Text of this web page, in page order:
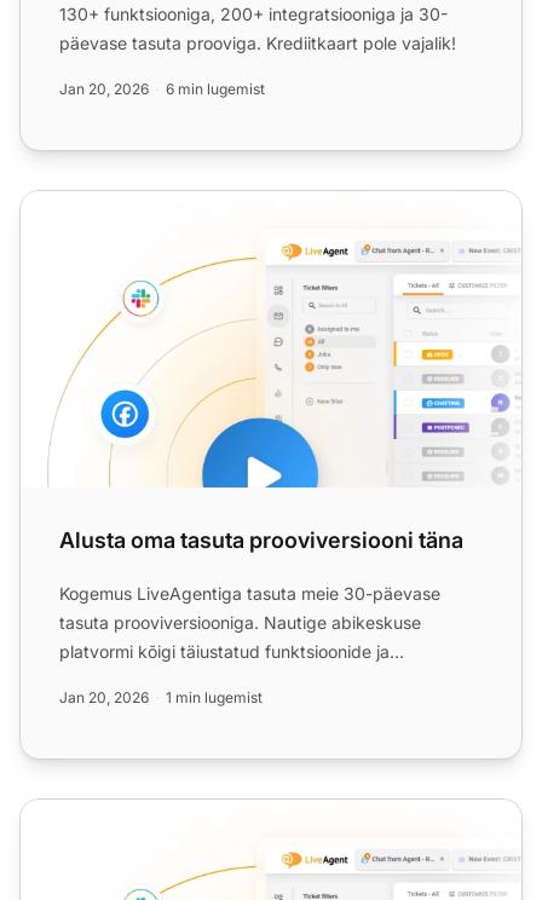
130+ funktsiooniga, 200+ integratsiooniga ja 30-
päevase tasuta prooviga. Krediitkaart pole vajalik!
Jan 20, 2026 6 min lugemist
Alusta oma tasuta prooviversiooni täna
Alusta oma tasuta prooviversiooni täna
Kogemus LiveAgentiga tasuta meie 30-päevase
tasuta prooviversiooniga. Nautige abikeskuse
platvormi kõigi täiustatud funktsioonide ja
Jan 20, 2026 1 min lugemist
Tasuta vestlusklient